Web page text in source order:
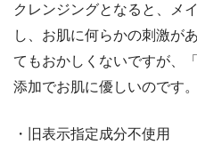
クレンジングとなると、メ
し、お肌に何らかの刺激が
てもおかしくないですが、
添加でお肌に優しいのです。
・旧表示指定成分不使用